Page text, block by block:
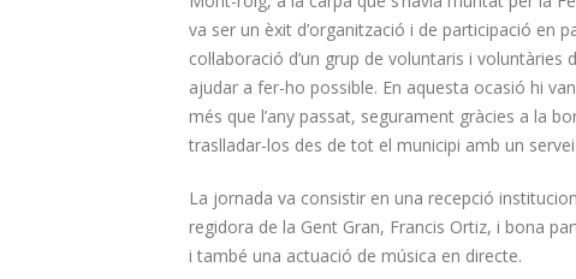
va ser un èxit d’organització i de participació en
col·laboració d’un grup de voluntaris i voluntàries
ajudar a fer-ho possible. En aquesta ocasió hi
més que l’any passat, segurament gràcies a la
traslladar-los des de tot el municipi amb un
La jornada va consistir en una recepció
regidora de la Gent Gran, Francis Ortiz, i bona
i també una actuació de música en directe.